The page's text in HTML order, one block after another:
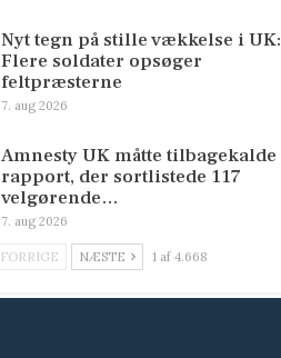
Nyt tegn på stille vækkelse i UK:
Flere soldater opsøger
feltpræsterne
7. aug 2026
Amnesty UK måtte tilbagekalde
rapport, der sortlistede 117
velgørende…
7. aug 2026
FORRIGE NÆSTE 1 af 4.668